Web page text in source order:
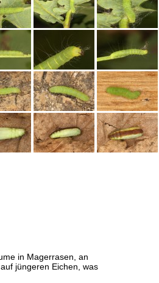
in Magerrasen, an
jüngeren Eichen, was